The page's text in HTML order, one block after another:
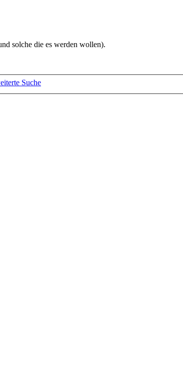
solche die es werden wollen).
Suche